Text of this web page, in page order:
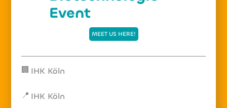
Event
MEET US HERE!
🏢 IHK Köln
📍 IHK Köln